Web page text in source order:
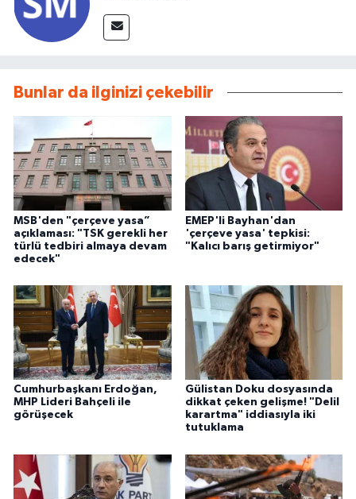
Bunlar da ilginizi çekebilir
MSB'den "çerçeve yasa”
açıklaması: "TSK gerekli her
türlü tedbiri almaya devam
edecek"
EMEP'li Bayhan'dan
'çerçeve yasa' tepkisi:
"Kalıcı barış getirmiyor"
Cumhurbaşkanı Erdoğan,
MHP Lideri Bahçeli ile
görüşecek
Gülistan Doku dosyasında
dikkat çeken gelişme! "Delil
karartma" iddiasıyla iki
tutuklama